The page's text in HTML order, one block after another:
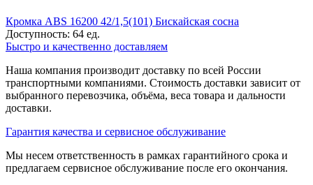
Кромка ABS 16200 42/1,5(101) Бискайская сосна
Доступность: 64 ед.
Быстро и качественно доставляем
Наша компания производит доставку по всей России
транспортными компаниями. Стоимость доставки зависит от
выбранного перевозчика, объёма, веса товара и дальности
доставки.
Гарантия качества и сервисное обслуживание
Мы несем ответственность в рамках гарантийного срока и
предлагаем сервисное обслуживание после его окончания.